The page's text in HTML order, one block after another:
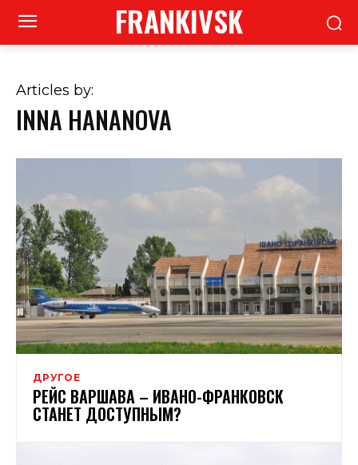
FRANKIVSK
Articles by:
INNA HANANOVA
ДРУГОЕ
РЕЙС ВАРШАВА – ИВАНО-ФРАНКОВСК
СТАНЕТ ДОСТУПНЫМ?